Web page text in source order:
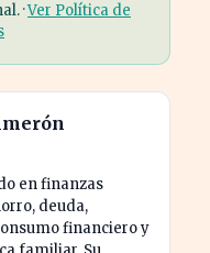
·Ver Política de
en finanzas
deuda,
financiero y